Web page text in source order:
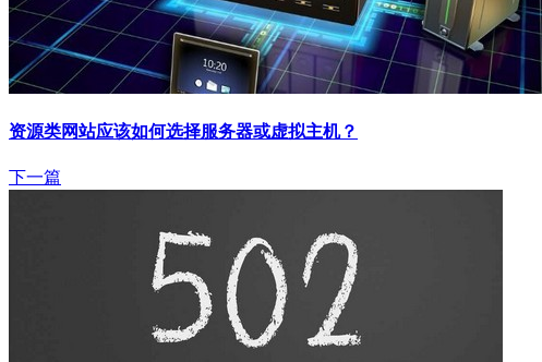
资源类网站应该如何选择服务器或虚拟主机？
下一篇